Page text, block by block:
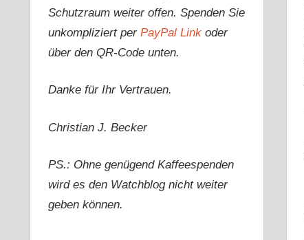
Schutzraum weiter offen. Spenden Sie
unkompliziert per PayPal Linkoder
über den QR-Code unten.
Danke für Ihr Vertrauen.
Christian J. Becker
PS.: Ohne genügend Kaffeespenden
wird es den Watchblog nicht weiter
geben können.